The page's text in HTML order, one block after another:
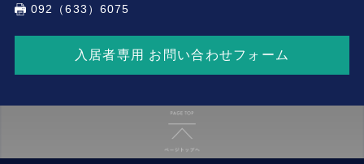
092（633）6075
入居者専用 お問い合わせフォーム